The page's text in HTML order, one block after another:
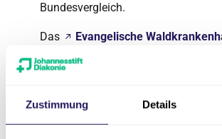
Zustimmung Details
Bundesvergleich.
Das
Evangelische
Spandau
zeigt gute Ergebnisse vor
Herzmedizin und bei
zum Teil besser als der bundesweite
Durchschnitt.